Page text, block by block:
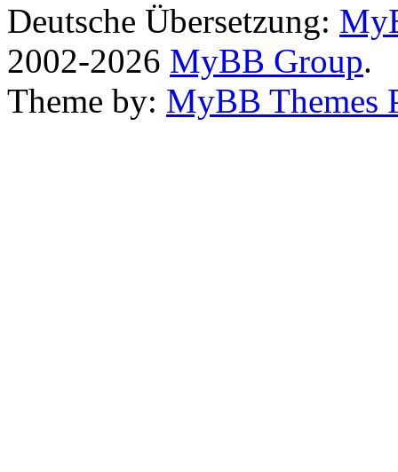
Deutsche Übersetzung:
2002-2026 MyBB Group.
Theme by: MyBB Themes